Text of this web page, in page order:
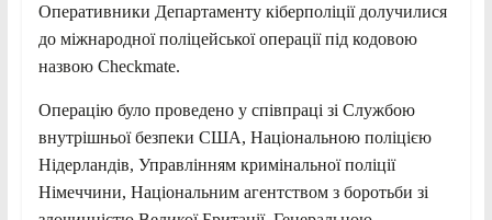
Оперативники Департаменту кіберполіції долучилися
до міжнародної поліцейської операції під кодовою
назвою Checkmate.
Операцію було проведено у співпраці зі Службою
внутрішньої безпеки США, Національною поліцією
Нідерландів, Управлінням кримінальної поліції
Німеччини, Національним агентством з боротьби зі